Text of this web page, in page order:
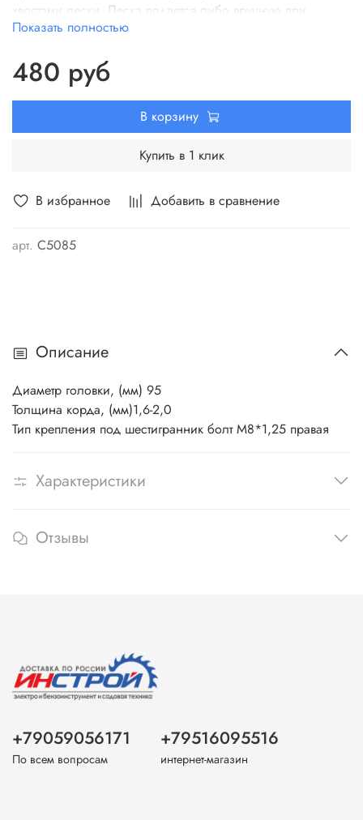
В избранное Добавить в сравнение
арт. C5085
хвостами лески. Леска подается либо вручную при
выключенном двигателе, либо автоматически при
части головки) о землю. Выполнена из качественного
материала, имеет длительный срок эксплуатации.
Головка крепится при помощи правой резьбы М8.
Показать полностью
480 руб
В корзину
Купить в 1 клик
Описание
Диаметр головки, (мм) 95
Толщина корда, (мм)1,6-2,0
Тип крепления под шестигранник болт М8*1,25 правая
Характеристики
Отзывы
+79059056171
По всем вопросам
+79516095516
интернет-магазин